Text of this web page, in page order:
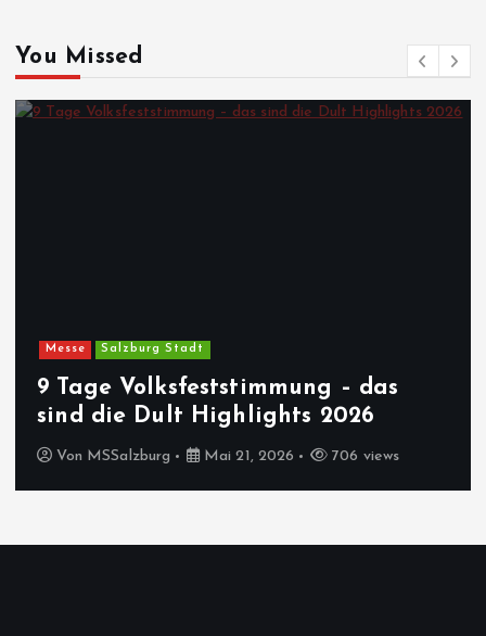
You Missed
Messe Salzburg Stadt
9 Tage Volksfeststimmung – das
sind die Dult Highlights 2026
Von MSSalzburg Mai 21, 2026 706 views